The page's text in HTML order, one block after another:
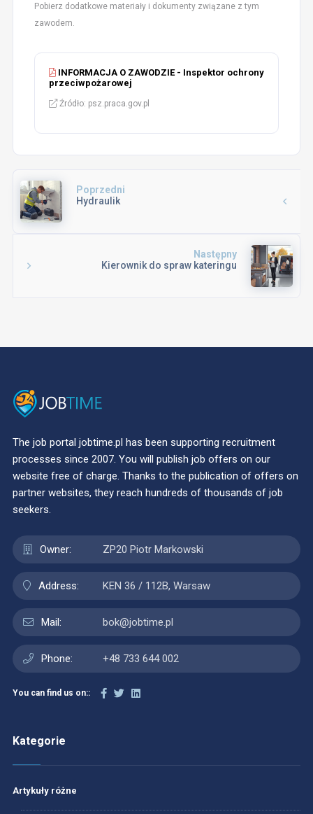
Pobierz dodatkowe materiały i dokumenty związane z tym
zawodem.
INFORMACJA O ZAWODZIE - Inspektor ochrony
przeciwpożarowej
Źródło: psz.praca.gov.pl
Poprzedni
Hydraulik
Następny
Kierownik do spraw kateringu
The job portal jobtime.pl has been supporting recruitment
processes since 2007. You will publish job offers on our
website free of charge. Thanks to the publication of offers on
partner websites, they reach hundreds of thousands of job
seekers.
Owner: ZP20 Piotr Markowski
Address: KEN 36 / 112B, Warsaw
Mail: bok@jobtime.pl
Phone: +48 733 644 002
You can find us on::
Kategorie
Artykuły różne